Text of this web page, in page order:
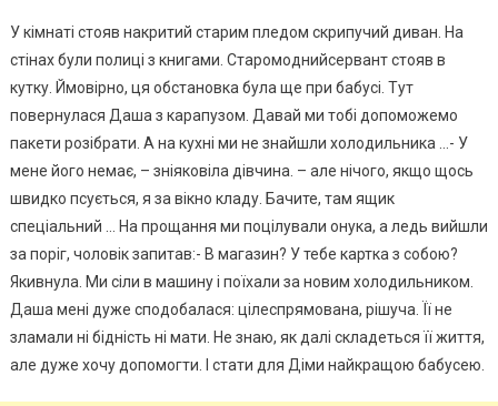
У кімнаті стояв накритий старим пледом скрипучий диван. На
стінах були полиці з книгами. Старомоднийсервант стояв в
кутку. Ймовірно, ця обстановка була ще при бабусі. Тут
повернулася Даша з карапузом. Давай ми тобі допоможемо
пакети розібрати. А на кухні ми не знайшли холодильника …- У
мене його немає, – зніяковіла дівчина. – але нічого, якщо щось
швидко псується, я за вікно кладу. Бачите, там ящик
спеціальний … На прощання ми поцілували онука, а ледь вийшли
за поріг, чоловік запитав:- В магазин? У тебе картка з собою?
Якивнула. Ми сіли в машину і поїхали за новим холодильником.
Даша мені дуже сподобалася: цілеспрямована, рішуча. Її не
зламали ні бідність ні мати. Не знаю, як далі складеться її життя,
але дуже хочу допомогти. І стати для Діми найкращою бабусею.